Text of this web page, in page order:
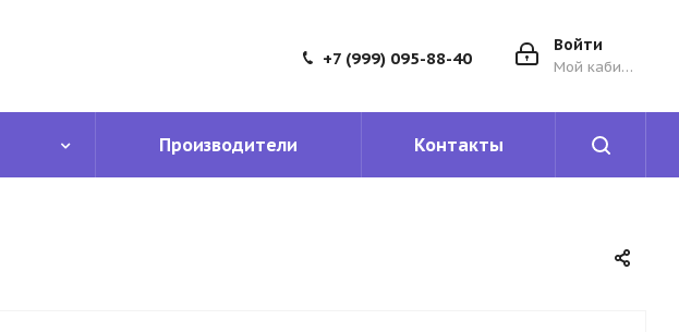
Войти
Мой кабинет
+7 (999) 095-88-40
Производители Контакты